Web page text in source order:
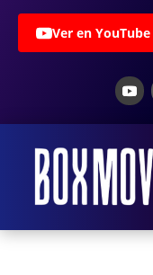
Ver en YouTube